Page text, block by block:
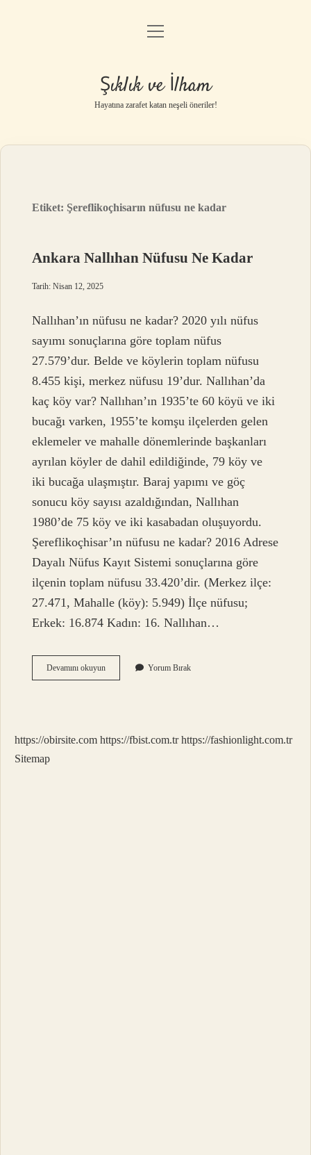
Anasayfa
Gizlilik Politikası
Yasal Uyarı
menüyü
Şıklık ve İlham
Hayatına zarafet katan neşeli öneriler!
Etiket: Şereflikoçhisarın nüfusu ne kadar
Ankara Nallıhan Nüfusu Ne Kadar
Tarih: Nisan 12, 2025
Nallıhan’ın nüfusu ne kadar? 2020 yılı nüfus
sayımı sonuçlarına göre toplam nüfus
27.579’dur. Belde ve köylerin toplam nüfusu
8.455 kişi, merkez nüfusu 19’dur. Nallıhan’da
kaç köy var? Nallıhan’ın 1935’te 60 köyü ve iki
bucağı varken, 1955’te komşu ilçelerden gelen
eklemeler ve mahalle dönemlerinde başkanları
ayrılan köyler de dahil edildiğinde, 79 köy ve
iki bucağa ulaşmıştır. Baraj yapımı ve göç
sonucu köy sayısı azaldığından, Nallıhan
1980’de 75 köy ve iki kasabadan oluşuyordu.
Şereflikoçhisar’ın nüfusu ne kadar? 2016 Adrese
Dayalı Nüfus Kayıt Sistemi sonuçlarına göre
ilçenin toplam nüfusu 33.420’dir. (Merkez ilçe:
27.471, Mahalle (köy): 5.949) İlçe nüfusu;
Erkek: 16.874 Kadın: 16. Nallıhan…
Devamını okuyunAnkara
Nallıhan
Yorum Bırak
https://obirsite.com https://fbist.com.tr https://fashionlight.com.tr
Sitemap